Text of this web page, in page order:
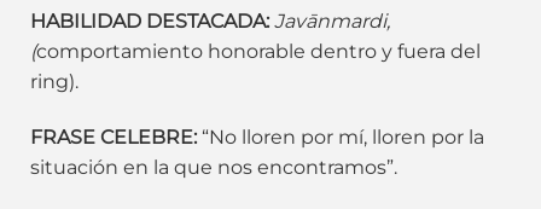
HABILIDAD DESTACADA: Javānmardi,
(comportamiento honorable dentro y fuera del
ring).
FRASE CELEBRE: “No lloren por mí, lloren por la
situación en la que nos encontramos”.